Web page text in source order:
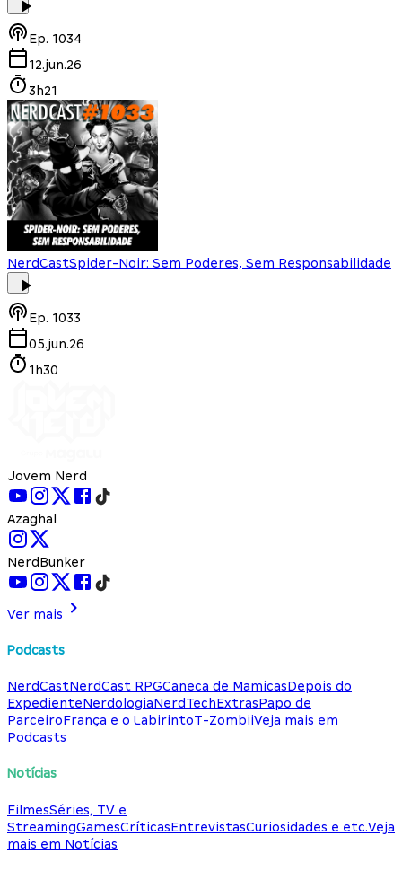
Ep. 1034
12.jun.26
3h21
NerdCastSpider-Noir: Sem Poderes, Sem Responsabilidade
Ep. 1033
05.jun.26
1h30
Jovem Nerd
Azaghal
NerdBunker
Ver mais
Podcasts
NerdCastNerdCast RPGCaneca de MamicasDepois do
ExpedienteNerdologiaNerdTechExtrasPapo de
ParceiroFrança e o LabirintoT-ZombiiVeja mais em
Podcasts
Notícias
FilmesSéries, TV e
StreamingGamesCríticasEntrevistasCuriosidades e etc.Veja
mais em Notícias